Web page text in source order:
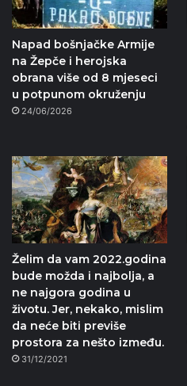
Napad bošnjačke Armije
na Žepče i herojska
obrana više od 8 mjeseci
u potpunom okruženju
24/06/2026
Želim da vam 2022.godina
bude možda i najbolja, a
ne najgora godina u
životu. Jer, nekako, mislim
da neće biti previše
prostora za nešto između.
31/12/2021